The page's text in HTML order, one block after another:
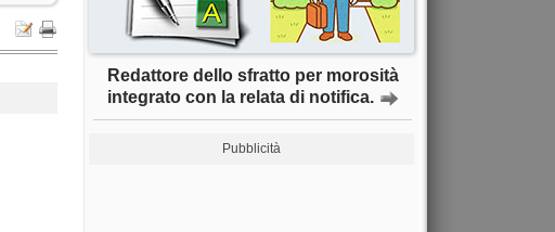
Redattore dello sfratto per morosità
integrato con la relata di notifica.
Pubblicità